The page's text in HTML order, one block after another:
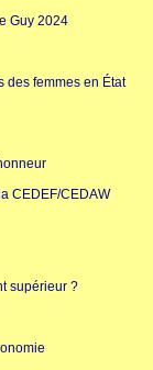
Guy 2024
des femmes en État
CEDEF/CEDAW
supérieur ?